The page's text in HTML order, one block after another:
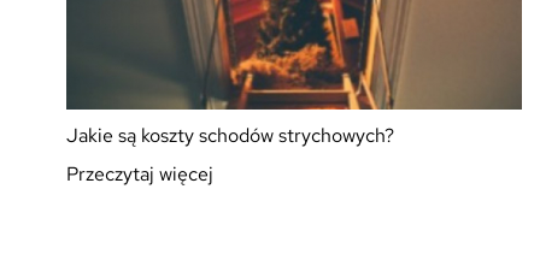
Jakie są koszty schodów strychowych?
Przeczytaj więcej